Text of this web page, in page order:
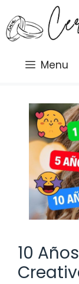
al
contenido
Menu
10